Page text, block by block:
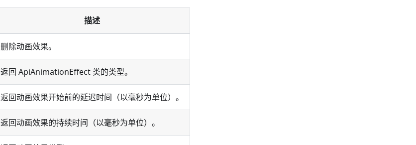
描述
删除动画效果。
返回 ApiAnimationEffect 类的类型。
返回动画效果开始前的延迟时间（以毫秒为单位）。
返回动画效果的持续时间（以毫秒为单位）。